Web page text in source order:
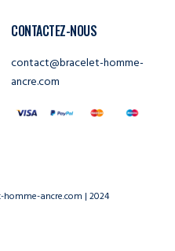
CONTACTEZ-NOUS
contact@bracelet-homme-
ancre.com
ancre.com | 2024